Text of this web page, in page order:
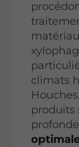
climats
produits